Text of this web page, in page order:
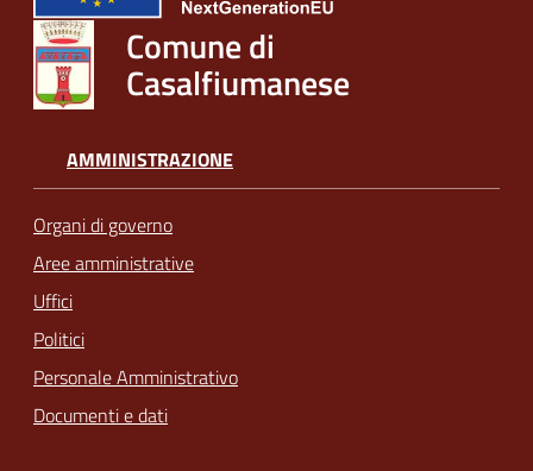
Comune di
Casalfiumanese
AMMINISTRAZIONE
Organi di governo
Aree amministrative
Uffici
Politici
Personale Amministrativo
Documenti e dati